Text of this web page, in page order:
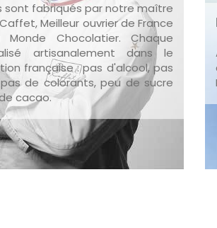
sont fabriqués par notre maître
Meilleur ouvrier de France
Chocolatier. Chaque
artisanalement dans le
française : pas d'alcool, pas
de colorants, peu de sucre
cacao.